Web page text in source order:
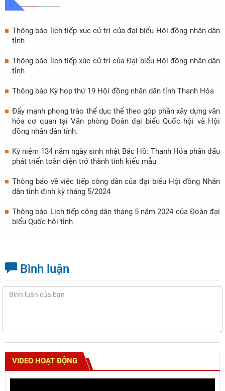
Thông báo lịch tiếp xúc cử tri của đại biểu Hội đồng nhân dân
tỉnh
Thông báo lịch tiếp xúc cử tri của Đại biểu Hội đồng nhân dân
tỉnh
Thông báo Kỳ họp thứ 19 Hội đồng nhân dân tỉnh Thanh Hóa
Đẩy mạnh phong trào thể dục thể theo góp phần xây dựng văn
hóa cơ quan tại Văn phòng Đoàn đại biểu Quốc hội và Hội
đồng nhân dân tỉnh.
Kỷ niệm 134 năm ngày sinh nhật Bác Hồ: Thanh Hóa phấn đấu
phát triển toàn diện trở thành tỉnh kiểu mẫu
Thông báo về việc tiếp công dân của đại biểu Hội đồng Nhân
dân tỉnh định kỳ tháng 5/2024
Thông báo Lịch tiếp công dân tháng 5 năm 2024 của Đoàn đại
biểu Quốc hội tỉnh
Bình luận
VIDEO HOẠT ĐỘNG